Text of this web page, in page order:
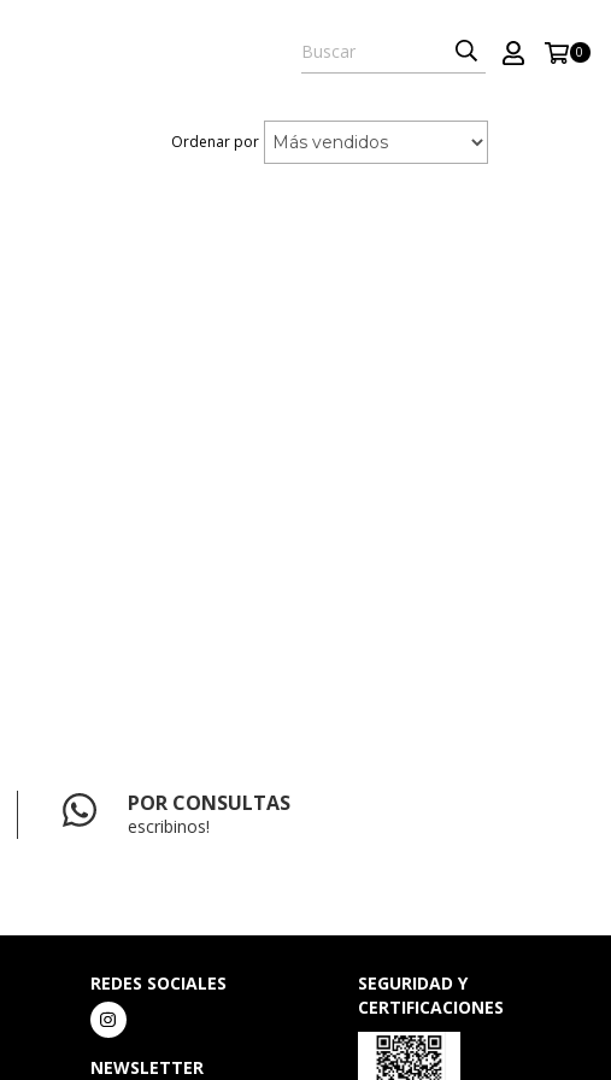
0
Ordenar por
POR CONSULTAS
escribinos!
REDES SOCIALES
NEWSLETTER
SEGURIDAD Y
CERTIFICACIONES